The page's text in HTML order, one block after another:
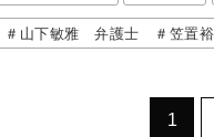
＃山下敏雅 弁護士 ＃笠置
1